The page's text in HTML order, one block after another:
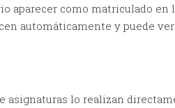
aparecer como matriculado en
automáticamente y puede
asignaturas lo realizan